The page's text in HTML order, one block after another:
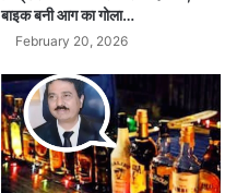
बाइक बनी आग का गोला…
February 20, 2026